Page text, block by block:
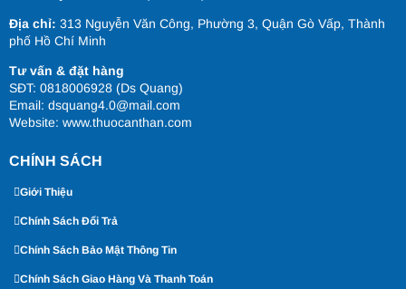
Địa chỉ: 313 Nguyễn Văn Công, Phường 3, Quận Gò Vấp, Thành
phố Hồ Chí Minh
Tư vấn & đặt hàng
SĐT: 0818006928 (Ds Quang)
Email: dsquang4.0@mail.com
Website: www.thuocanthan.com
CHÍNH SÁCH
Giới Thiệu
Chính Sách Đổi Trả
Chính Sách Bảo Mật Thông Tin
Chính Sách Giao Hàng Và Thanh Toán